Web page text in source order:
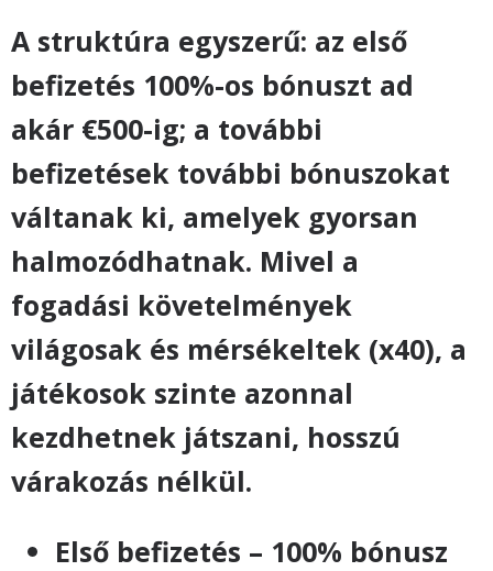
A struktúra egyszerű: az első
befizetés 100%-os bónuszt ad
akár €500-ig; a további
befizetések további bónuszokat
váltanak ki, amelyek gyorsan
halmozódhatnak. Mivel a
fogadási követelmények
világosak és mérsékeltek (x40), a
játékosok szinte azonnal
kezdhetnek játszani, hosszú
várakozás nélkül.
Első befizetés – 100% bónusz